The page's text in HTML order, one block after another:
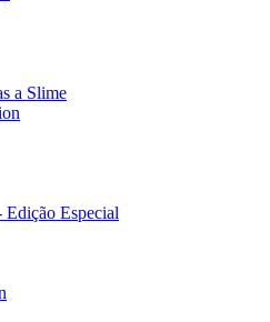
a Slime
Edição Especial